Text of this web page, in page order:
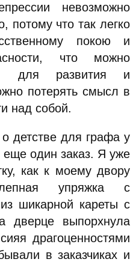
невозможно
потому что так легко
покою и
что можно
для развития и
потерять смысл в
над собой.
детстве для графа у
один заказ. Я уже
как к моему двору
упряжка с
шикарной кареты с
дверце выпорхнула
драгоценностями
в заказчиках и